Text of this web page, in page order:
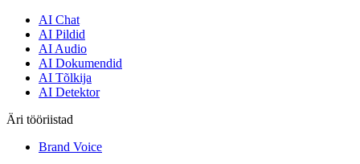
AI Chat
AI Pildid
AI Audio
AI Dokumendid
AI Tõlkija
AI Detektor
Äri tööriistad
Brand Voice